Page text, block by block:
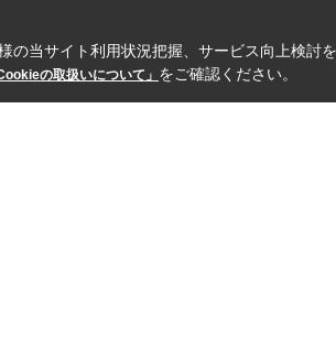
の当サイト利用状況把握、サービス向上検討
Cookieの取扱いについて」 をご確認ください。